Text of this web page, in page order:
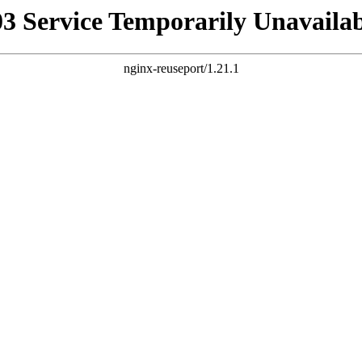
Service Temporarily
nginx-reuseport/1.21.1